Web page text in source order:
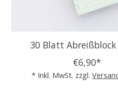
30 Blatt
€6,90*
* Inkl. MwSt. zzgl.